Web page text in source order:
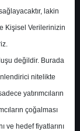
lakin
Kişisel Verilerinizin
değildir. Burada
nitelikte
yatırımcıların
çoğalması
ve hedef fiyatlarını